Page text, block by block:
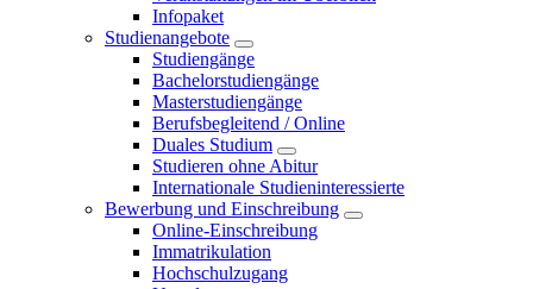
Infopaket
Studienangebote
Studiengänge
Bachelorstudiengänge
Masterstudiengänge
Berufsbegleitend / Online
Duales Studium
Studieren ohne Abitur
Internationale Studieninteressierte
Bewerbung und Einschreibung
Online-Einschreibung
Immatrikulation
Hochschulzugang